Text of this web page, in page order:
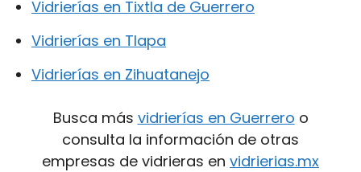
Vidrierías en Tixtla de Guerrero
Vidrierías en Tlapa
Vidrierías en Zihuatanejo
Busca más vidrierías en Guerrero o
consulta la información de otras
empresas de vidrieras en vidrierias.mx